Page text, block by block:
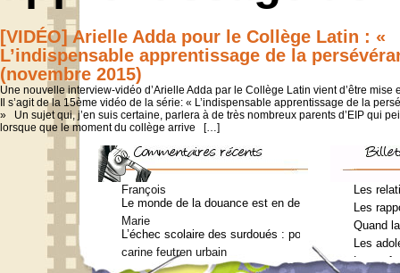
[VIDÉO] Arielle Adda pour le Collège Latin : «
L’indispensable apprentissage de la
(novembre 2015)
Une nouvelle interview-vidéo d’Arielle Adda par le Collège Latin vient d’être
Il s’agit de la 15ème vidéo de la série: « L’indispensable apprentissage de la
» Un sujet qui, j’en suis certaine, parlera à de très nombreux parents d’EIP qui
lorsque que le moment du collège arrive […]
François
Le monde de la douance est en deuil : Jean-Charles
Marie
L’échec scolaire des surdoués : pourquoi ? (Journal
carine feutren urbain
Petit lexique en lien avec le surdouement à l’usage
Les
Les
Quand
Les
Les